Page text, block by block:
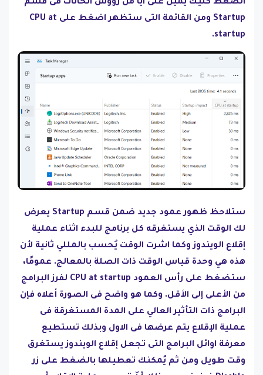
الضغط كليك يمين على اياً من رؤوس الخانات فى قسم
Startup ومن القائمة التى ستظهر اضغط على CPU at
startup.
ستلاحظ ظهور عمود جديد ضمن قسم Startup يعرض
لك الوقت الذي يستغرقه كل برنامج للبدء اثناء عملية
إقلاع الويندوز وكما اشرت الوقت يُحسب بالمللي ثانية لأن
هذه هي وحدة قياس الوقت ذات الصلة بالمعالج. عمومًا،
ستضغط على رأس العمود CPU at startup لفرز البرامج
من الأعلى إلى الأقل. وكما هو واضح فى الصورة أعلاه فإن
البرامج ذات التأثير العالي على المدة المستغرقة فى
عملية الإقلاع يتم عرضها فى الاول وبذلك تستطيع
معرفة اوائل البرامج التى تجعل إقلاع الويندوز يستغرق
وقت طويل ومن ثم يُمكنك تعطيلها بالضغط على زر